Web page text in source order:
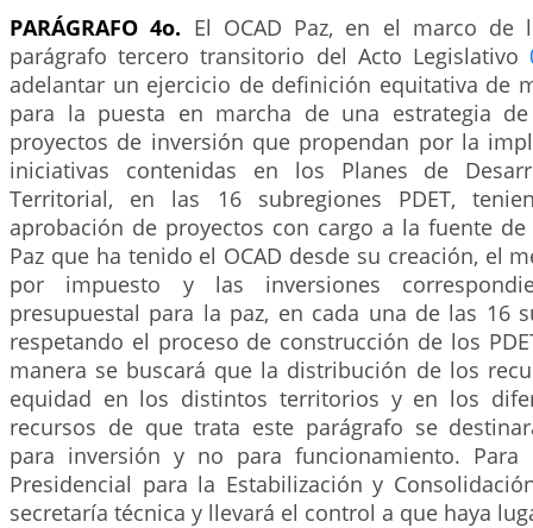
PARÁGRAFO 4o. El OCAD Paz, en el marco de
parágrafo tercero transitorio del Acto Legislativo
adelantar un ejercicio de definición equitativa de
para la puesta en marcha de una estrategia
proyectos de inversión que propendan por la
iniciativas contenidas en los Planes de
Territorial, en las 16 subregiones PDET,
aprobación de proyectos con cargo a la fuente
Paz que ha tenido el OCAD desde su creación, el
por impuesto y las inversiones
presupuestal para la paz, en cada una de las 16
respetando el proceso de construcción de los
manera se buscará que la distribución de los
equidad en los distintos territorios y en los
recursos de que trata este parágrafo se
para inversión y no para funcionamiento. Para
Presidencial para la Estabilización y
secretaría técnica y llevará el control a que haya